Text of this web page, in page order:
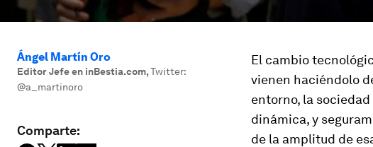
Ángel Martín Oro
Editor Jefe en inBestia.com,Twitter:
@a_martinoro
Comparte:
El cambio
vienen haciéndolo
entorno, la
dinámica, y
de la amplitud de